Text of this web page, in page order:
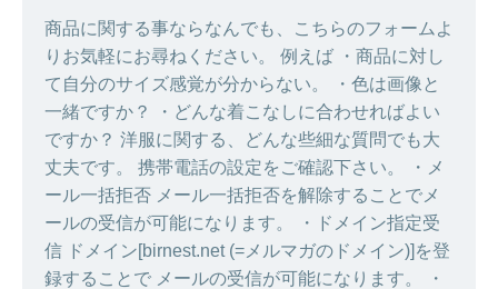
商品に関する事ならなんでも、こちらのフォームよ
りお気軽にお尋ねください。 例えば ・商品に対し
て自分のサイズ感覚が分からない。 ・色は画像と
一緒ですか？ ・どんな着こなしに合わせればよい
ですか？ 洋服に関する、どんな些細な質問でも大
丈夫です。 携帯電話の設定をご確認下さい。 ・メ
ール一括拒否 メール一括拒否を解除することでメ
ールの受信が可能になります。 ・ドメイン指定受
信 ドメイン[birnest.net (=メルマガのドメイン)]を登
録することで メールの受信が可能になります。 ・